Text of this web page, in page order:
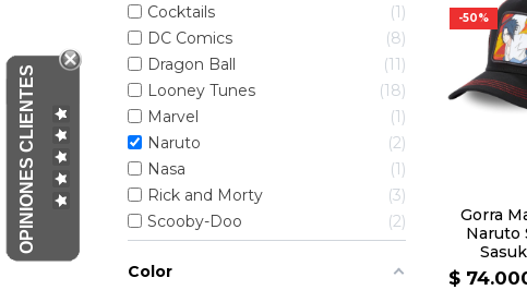
Cocktails
1
DC Comics
8
Dragon Ball
11
Looney Tunes
18
Marvel
1
Naruto
2
Nasa
1
Rick and Morty
3
Scooby-Doo
2
Color
-50%
Gorra
Naruto
$
OPINIONES CLIENTES